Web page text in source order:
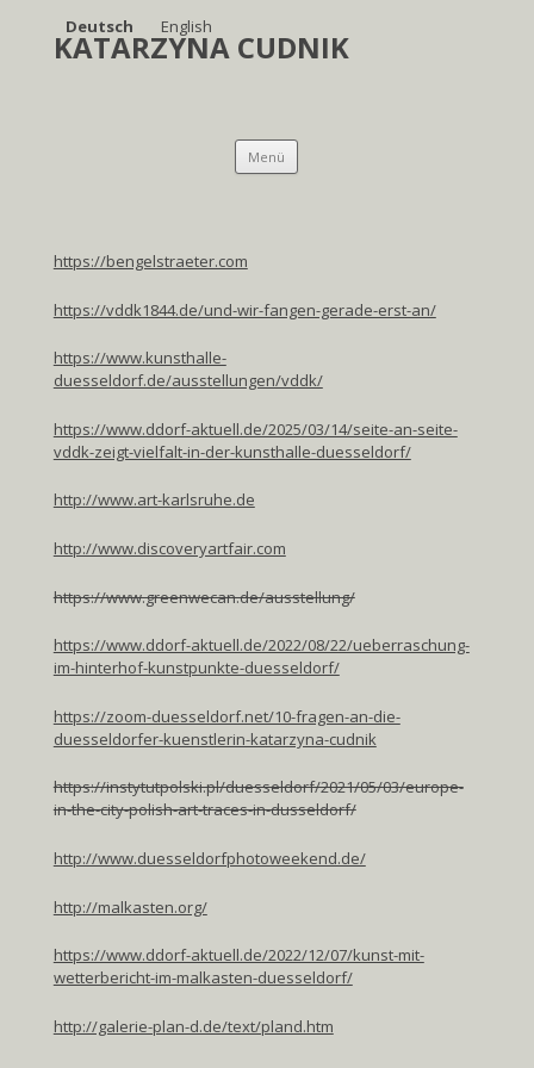
KATARZYNA CUDNIK
Menü
https://bengelstraeter.com
https://vddk1844.de/und-wir-fangen-gerade-erst-an/
https://www.kunsthalle-
duesseldorf.de/ausstellungen/vddk/
https://www.ddorf-aktuell.de/2025/03/14/seite-an-seite-
vddk-zeigt-vielfalt-in-der-kunsthalle-duesseldorf/
http://www.art-karlsruhe.de
http://www.discoveryartfair.com
https://www.greenwecan.de/ausstellung/
https://www.ddorf-aktuell.de/2022/08/22/ueberraschung-
im-hinterhof-kunstpunkte-duesseldorf/
https://zoom-duesseldorf.net/10-fragen-an-die-
duesseldorfer-kuenstlerin-katarzyna-cudnik
https://instytutpolski.pl/duesseldorf/2021/05/03/europe-
in-the-city-polish-art-traces-in-dusseldorf/
http://www.duesseldorfphotoweekend.de/
http://malkasten.org/
https://www.ddorf-aktuell.de/2022/12/07/kunst-mit-
wetterbericht-im-malkasten-duesseldorf/
http://galerie-plan-d.de/text/pland.htm
Deutsch English